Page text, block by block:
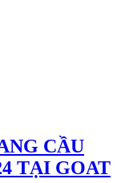
CẦU
TẠI GOAT